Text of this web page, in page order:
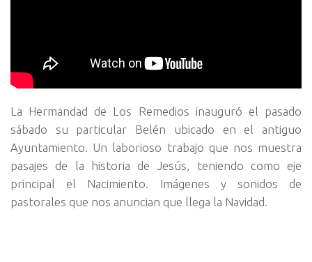
La Hermandad de Los Remedios inauguró el pasado
sábado su particular Belén ubicado en el antiguo
Ayuntamiento. Un laborioso trabajo que nos muestra
pasajes de la historia de Jesús, teniendo como eje
principal el Nacimiento. Imágenes y sonidos de
pastorales que nos anuncian que llega la Navidad.